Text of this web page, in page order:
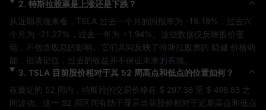
2. 特斯拉股票是上涨还是下跌？
从近期表现来看， TSLA 过去一个月的回报率为 -19.19%
，过去六
个月为 -21.27% ，过去一年为 +1.94%
。这些数据仅反映股价变
动，不包含股息的影响。它们共同反映了特斯拉 股票的 稳健 价格动
能，但请记住，过去的收益并不保证未来的表现。
3. TSLA 目前股价相对于其 52 周高点和低点的位置如何？
在最近的 52 周内， 特斯拉的交易价格在 $ 297.38 至 $ 498.83 之
间波动。这一 52 周区间有助于显示当前股价相对于近期高点和低点